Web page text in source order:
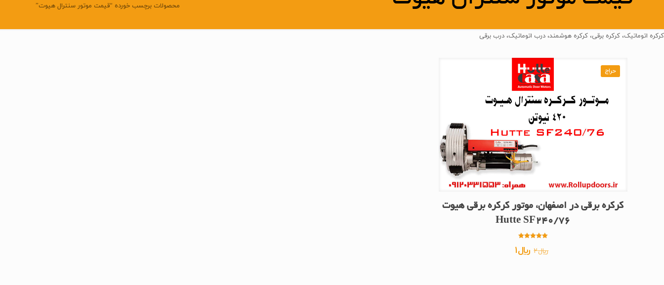
محصولات برچسب خورده “قیمت موتور سنترال هیوت”
کرکره اتوماتیک، کرکره برقی، کرکره هوشمند، درب اتوماتیک، درب برقی
حراج
کرکره برقی در اصفهان، موتور کرکره برقی هیوت
Hutte SF240/76
5.00
از 5 ﷼2 قیمت
﷼1قیمت